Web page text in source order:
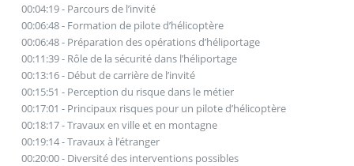
00:04:19 - Parcours de l’invité
00:06:48 - Formation de pilote d’hélicoptère
00:06:48 - Préparation des opérations d’héliportage
00:11:39 - Rôle de la sécurité dans l’héliportage
00:13:16 - Début de carrière de l’invité
00:15:51 - Perception du risque dans le métier
00:17:01 - Principaux risques pour un pilote d’hélicoptère
00:18:17 - Travaux en ville et en montagne
00:19:14 - Travaux à l’étranger
00:20:00 - Diversité des interventions possibles